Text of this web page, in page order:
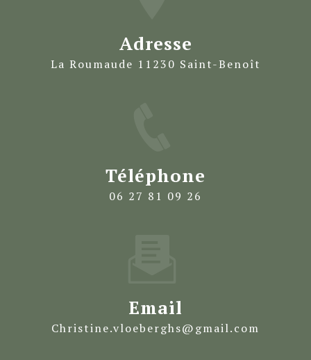
Adresse
La Roumaude 11230 Saint-Benoît
Téléphone
06 27 81 09 26
Email
christine.vloeberghs@gmail.com